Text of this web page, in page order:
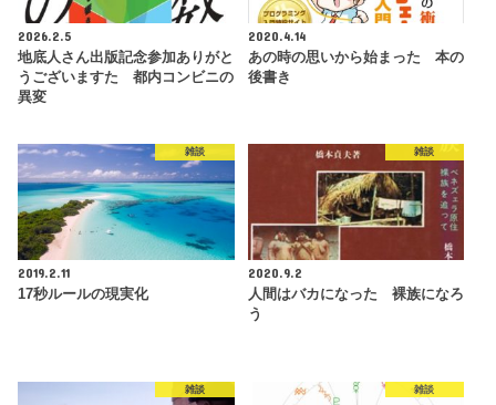
2026.2.5
地底人さん出版記念参加ありがと
うございますた 都内コンビニの
異変
2020.4.14
あの時の思いから始まった 本の
後書き
雑談
2019.2.11
17秒ルールの現実化
雑談
2020.9.2
人間はバカになった 裸族になろ
う
雑談 雑談